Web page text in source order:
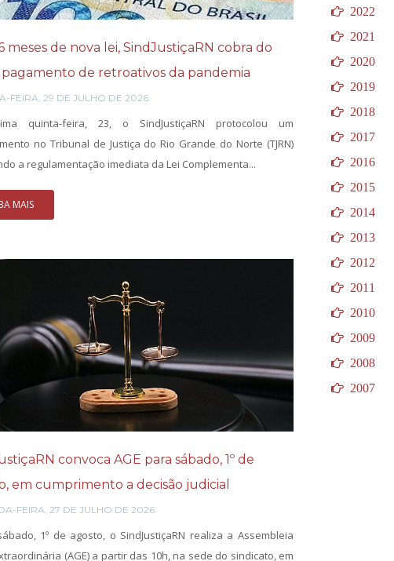
meses de nova lei, SindJustiçaRN cobra do
pagamento de retroativos da pandemia
FEIRA, 29 DE JULHO DE 2026.
quinta-feira, 23, o SindJustiçaRN protocolou um
no Tribunal de Justiça do Rio Grande do Norte (TJRN)
a regulamentação imediata da Lei Complementa...
MAIS
convoca AGE para sábado, 1º de
em cumprimento a decisão judicial
FEIRA, 27 DE JULHO DE 2026.
1º de agosto, o SindJustiçaRN realiza a Assembleia
(AGE) a partir das 10h, na sede do sindicato, em
2022
2021
2020
2019
2018
2017
2016
2015
2014
2013
2012
2011
2010
2009
2008
2007